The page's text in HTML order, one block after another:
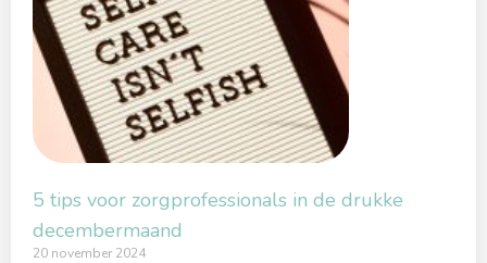
5 tips voor zorgprofessionals in de drukke
decembermaand
20 november 2024